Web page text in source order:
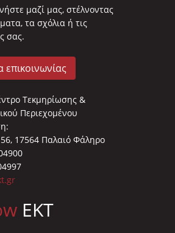
μαζί μας, στέλνοντας
τα σχόλια ή τις
σας.
Τεκμηρίωσης &
Περιεχομένου
17564 Παλαιό Φάληρο
EKT